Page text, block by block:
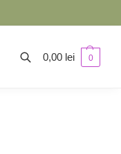
0,00 lei 0